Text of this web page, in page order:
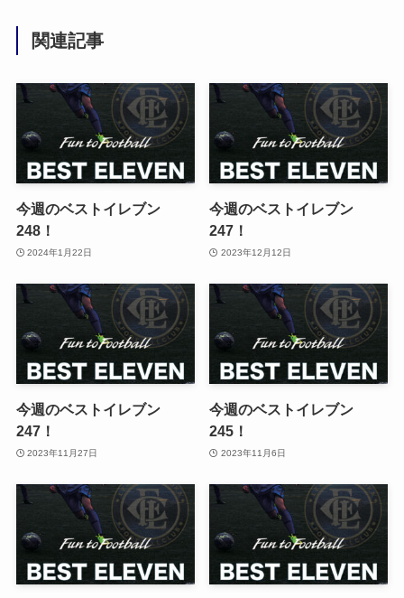
関連記事
今週のベストイレブン
248！
2024年1月22日
今週のベストイレブン
247！
2023年12月12日
今週のベストイレブン
247！
2023年11月27日
今週のベストイレブン
245！
2023年11月6日